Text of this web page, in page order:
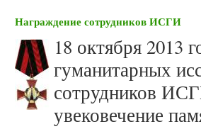
Награждение сотрудников ИСГИ
18 октября 2013
гуманитарных
сотрудников
увековечение